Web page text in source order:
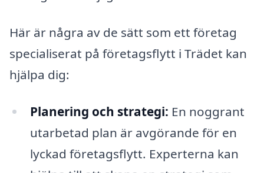
Här är några av de sätt som ett företag
specialiserat på företagsflytt i Trädet kan
hjälpa dig:
Planering och strategi: En noggrant
utarbetad plan är avgörande för en
lyckad företagsflytt. Experterna kan